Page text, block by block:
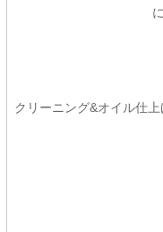
クリーニング&オイル仕